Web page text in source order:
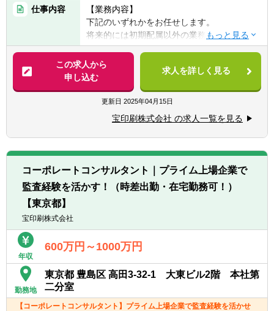
って働きがいのある環境
仕事内容
【業務内容】
下記のいずれかをお任せします。
将来的には初期配属以外の業務にも携わる機
会がございます。
※お任せする業務は選考を通じて決定してい
きます。
【具体的には】
社内公認会計士として、決算業務・開示書類
の作成支援、およびこれらに関するコンサル
ティング等をIFRSに基づいて行っていただき
ます。
■WEBサイト掲載用の研究員レポートの執
筆、研究機関紙への調査分析レポート掲載
■内部外部セミナー講師
組替え
■その他、同社および同社グループが提供す
るサービスにおいて、会計士の知見を必要と
する業務
向
この求人から
申し込む
求人を詳しく見る
更新日 2025年04月15日
宝印刷株式会社 の求人一覧を見る
コーポレートコンサルタント｜プライム上場企業で
監査経験を活かす！（時差出勤・在宅勤務可！）
【東京都】
宝印刷株式会社
年収
600万円～1000万円
勤務地
東京都 豊島区 高田3-32-1 大東ビル2階 本社第
二分室
【コーポレートコンサルタント】プライム上場企業で監査経験を活かせ